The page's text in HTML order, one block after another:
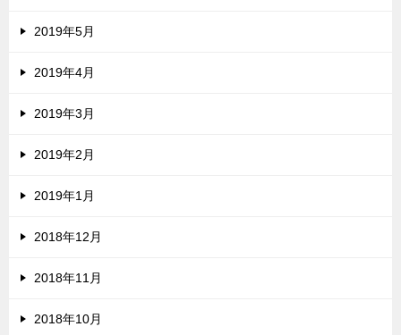
2019年5月
2019年4月
2019年3月
2019年2月
2019年1月
2018年12月
2018年11月
2018年10月